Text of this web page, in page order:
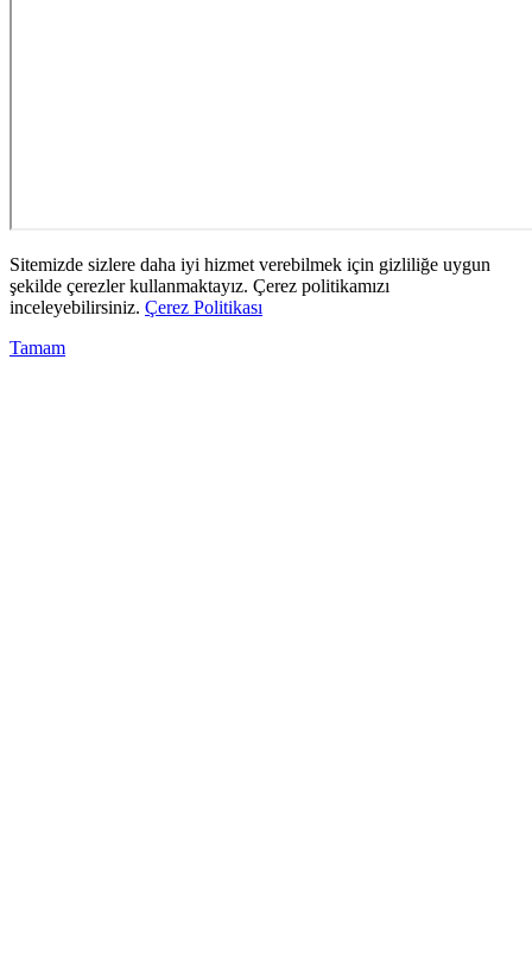
Sitemizde sizlere daha iyi hizmet verebilmek için gizliliğe uygun
şekilde çerezler kullanmaktayız. Çerez politikamızı
inceleyebilirsiniz. Çerez Politikası
Tamam